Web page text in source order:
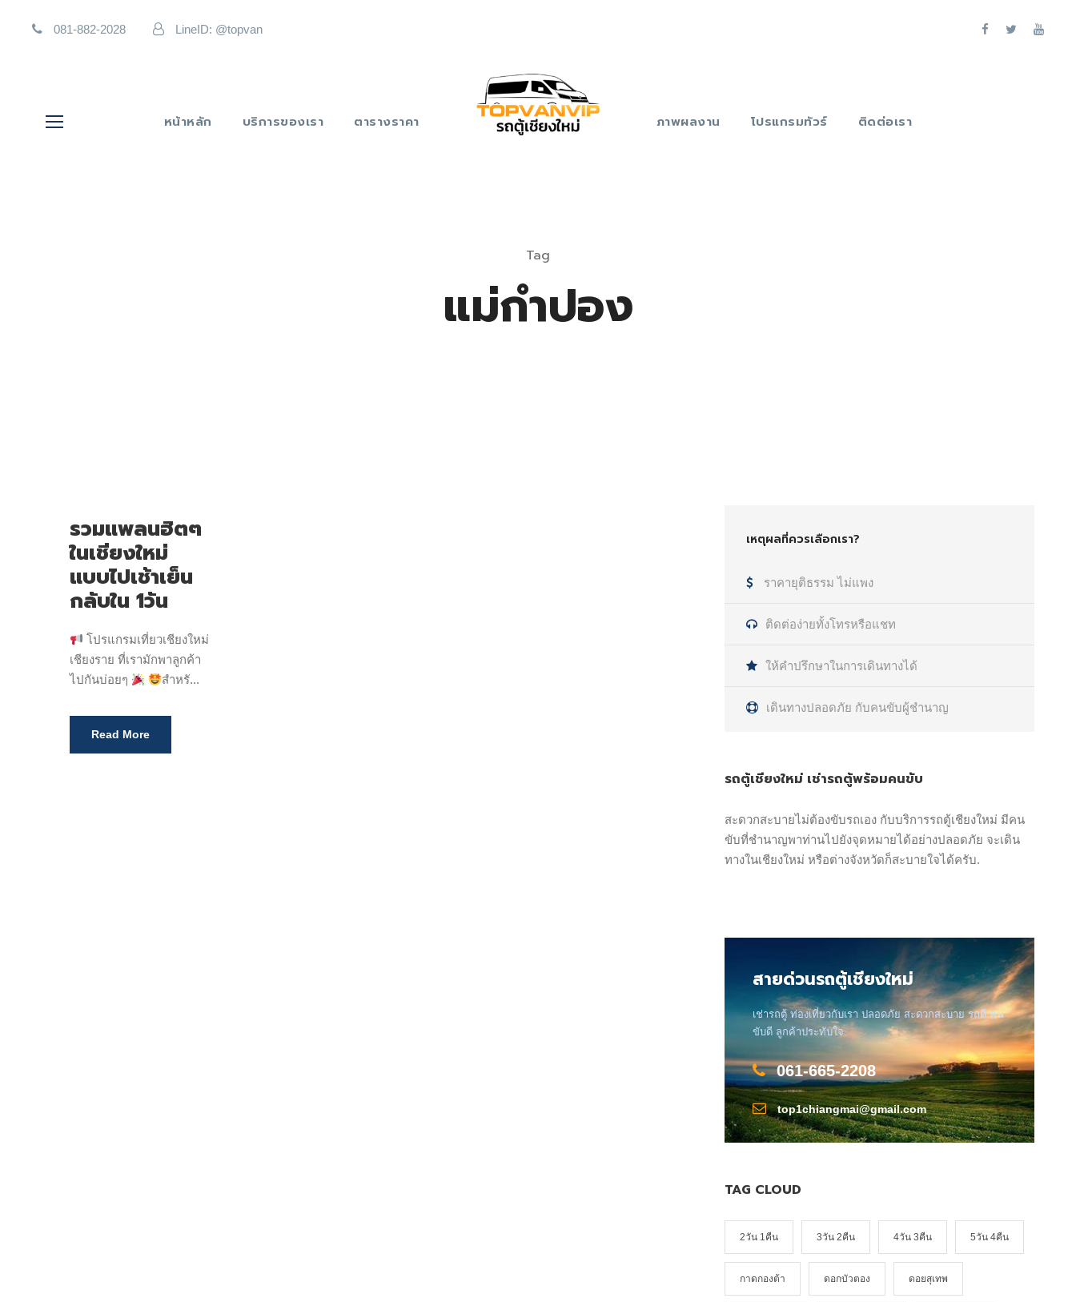
081-882-2028 LineID: @topvan
หน้าหลัก บริการของเรา ตารางราคา ภาพผลงาน โปรแกรมทัวร์ ติดต่อเรา
Tag
แม่กำปอง
รวมแพลนฮิตๆ
ในเชียงใหม่
แบบไปเช้าเย็น
กลับใน 1วัน
โปรแกรมเที่ยวเชียงใหม่
เชียงราย ที่เรามักพาลูกค้า
ไปกันบ่อยๆ
สำหรั...
Read More
เหตุผลที่ควรเลือกเรา?
ราคายุติธรรม ไม่แพง
ติดต่อง่ายทั้งโทรหรือแชท
ให้คำปรึกษาในการเดินทางได้
เดินทางปลอดภัย กับคนขับผู้ชำนาญ
รถตู้เชียงใหม่ เช่ารถตู้พร้อมคนขับ
สะดวกสะบายไม่ต้องขับรถเอง กับบริการรถตู้เชียงใหม่ มีคน
ขับที่ชำนาญพาท่านไปยังจุดหมายได้อย่างปลอดภัย จะเดิน
ทางในเชียงใหม่ หรือต่างจังหวัดก็สะบายใจได้ครับ.
สายด่วนรถตู้เชียงใหม่
เช่ารถตู้ ท่องเที่ยวกับเรา ปลอดภัย สะดวกสะบาย รถดี คน
ขับดี ลูกค้าประทับใจ.
061-665-2208
top1chiangmai@gmail.com
TAG CLOUD
2วัน 1คืน 3วัน 2คืน 4วัน 3คืน 5วัน 4คืน
กาดกองต้า ดอกบัวตอง ดอยสุเทพ